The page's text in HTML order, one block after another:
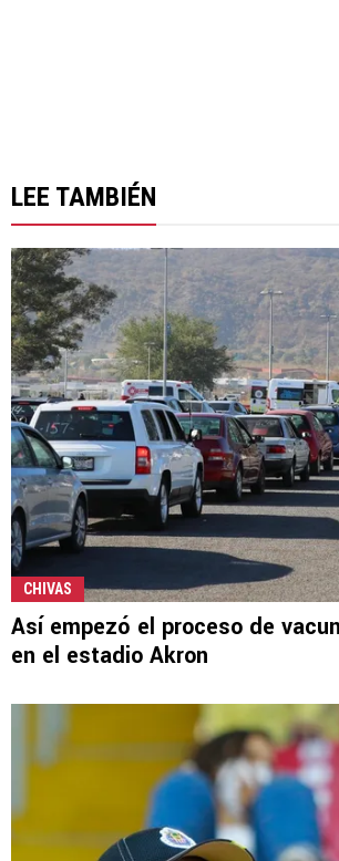
LEE TAMBIÉN
CHIVAS
Así empezó el proceso de
en el estadio Akron